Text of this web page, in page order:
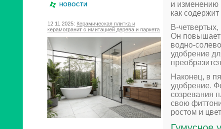
НОВОСТИ
12.11.2025: Керамическая плитка и
керамогранит с имитацией дерева и паркета
и изменению
как
В-
Он повышает
водно-
удобрение
Наконец, в
удобрение.
созревания
свою
ростом и